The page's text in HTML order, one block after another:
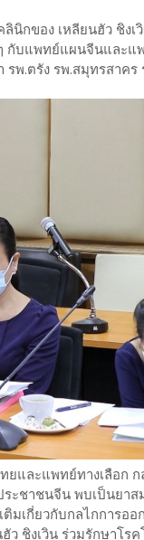
นิกของ เหลียนฮัว ชิงเ
กับแพทย์แผนจีนและแ
รพ.ตรัง รพ.สมุทรสา
และแพทย์ทางเลือก ก
ะชาชนจีน พบเป็นยา
เกี่ยวกับกลไกการออ
ชิงเวิน ร่วมรักษาโร